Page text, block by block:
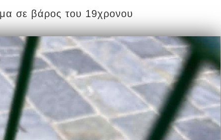
σε βάρος του 19χρονου